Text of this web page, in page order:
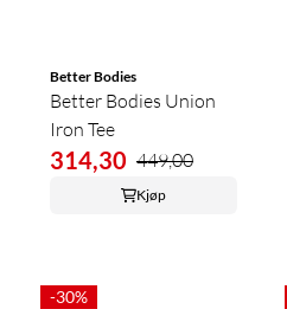
Better Bodies
Better Bodies Union
Iron Tee
314,30 449,00
Kjøp
-30%